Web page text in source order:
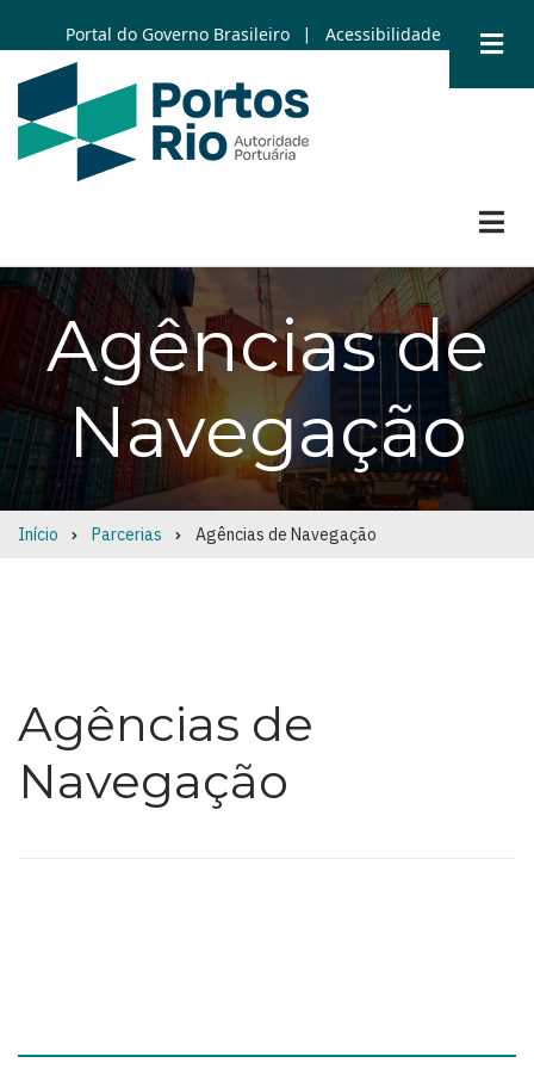
to
main
content
Portal do Governo Brasileiro | Acessibilidade
Agências de
Navegação
Breadcrumb
Início Parcerias Agências de Navegação
Agências de
Navegação